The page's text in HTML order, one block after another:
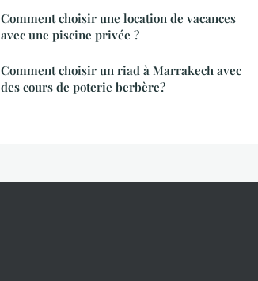
Comment choisir une location de vacances
avec une piscine privée ?
Comment choisir un riad à Marrakech avec
des cours de poterie berbère?